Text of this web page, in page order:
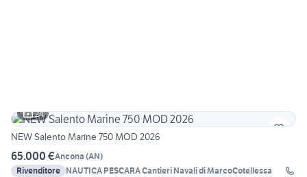
24
NEW Salento Marine 750 MOD 2026
65.000 €Ancona (AN)
Rivenditore NAUTICA PESCARA Cantieri Navali di MarcoCotellessa